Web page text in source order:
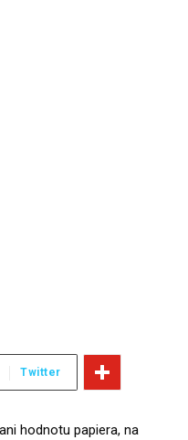
Twitter
hodnotu papiera, na